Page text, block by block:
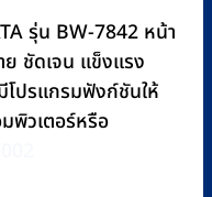
รุ่น BW-7842 หน้า
ชัดเจน แข็งแรง
โปรแกรมฟังก์ชันให้
พิวเตอร์หรือ